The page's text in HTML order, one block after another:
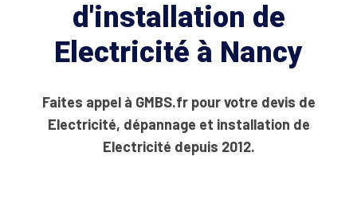
d'installation de
Electricité à Nancy
Faites appel à GMBS.fr pour votre devis de
Electricité, dépannage et installation de
Electricité depuis 2012.